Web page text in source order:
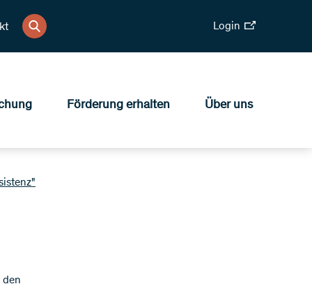
Login
Förderung erhalten Über uns
den